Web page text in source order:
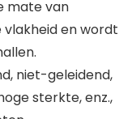
mate van
en wordt
niet-geleidend,
sterkte, enz.,